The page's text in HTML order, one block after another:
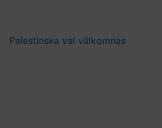
Palestinska val välkomnas